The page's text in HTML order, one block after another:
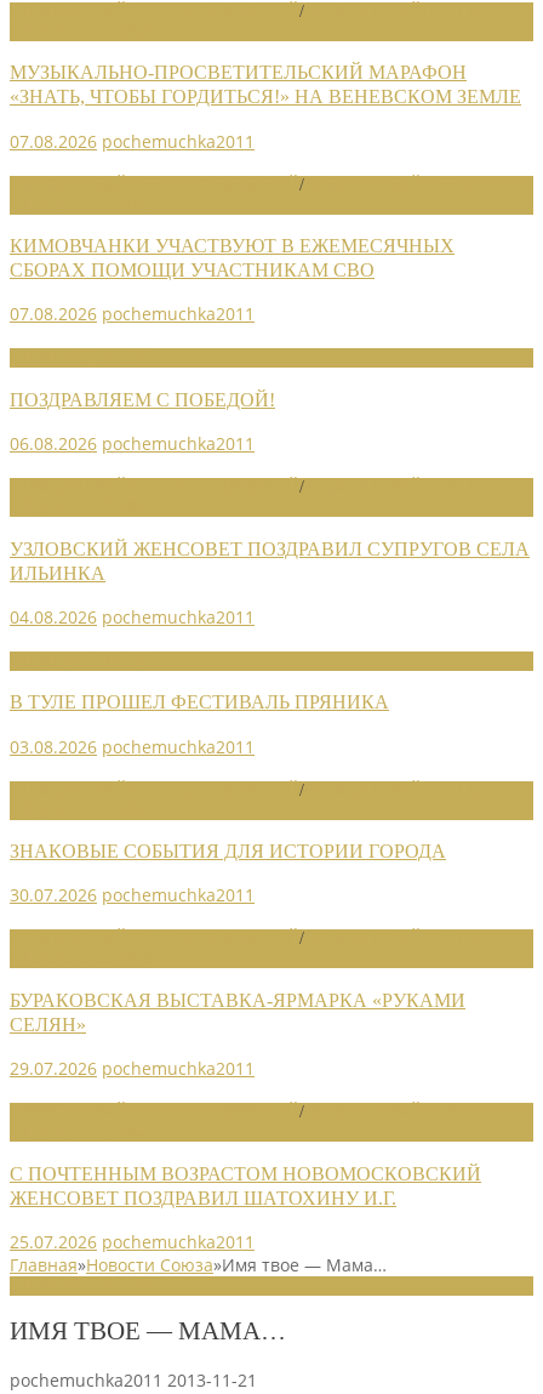
/
МУЗЫКАЛЬНО-ПРОСВЕТИТЕЛЬСКИЙ МАРАФОН
«ЗНАТЬ, ЧТОБЫ ГОРДИТЬСЯ!» НА ВЕНЕВСКОМ ЗЕМЛЕ
07.08.2026 pochemuchka2011
/
КИМОВЧАНКИ УЧАСТВУЮТ В ЕЖЕМЕСЯЧНЫХ
СБОРАХ ПОМОЩИ УЧАСТНИКАМ СВО
07.08.2026 pochemuchka2011
ПОЗДРАВЛЯЕМ С ПОБЕДОЙ!
06.08.2026 pochemuchka2011
/
УЗЛОВСКИЙ ЖЕНСОВЕТ ПОЗДРАВИЛ СУПРУГОВ СЕЛА
ИЛЬИНКА
04.08.2026 pochemuchka2011
В ТУЛЕ ПРОШЕЛ ФЕСТИВАЛЬ ПРЯНИКА
03.08.2026 pochemuchka2011
/
ЗНАКОВЫЕ СОБЫТИЯ ДЛЯ ИСТОРИИ ГОРОДА
30.07.2026 pochemuchka2011
/
БУРАКОВСКАЯ ВЫСТАВКА-ЯРМАРКА «РУКАМИ
СЕЛЯН»
29.07.2026 pochemuchka2011
/
С ПОЧТЕННЫМ ВОЗРАСТОМ НОВОМОСКОВСКИЙ
ЖЕНСОВЕТ ПОЗДРАВИЛ ШАТОХИНУ И.Г.
25.07.2026 pochemuchka2011
Главная»Новости Союза»Имя твое — Мама…
ИМЯ ТВОЕ — МАМА…
pochemuchka2011 2013-11-21